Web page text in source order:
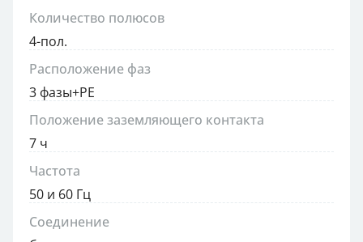
Количество полюсов
4-пол.
Расположение фаз
3 фазы+PE
Положение заземляющего контакта
7 ч
Частота
50 и 60 Гц
Соединение